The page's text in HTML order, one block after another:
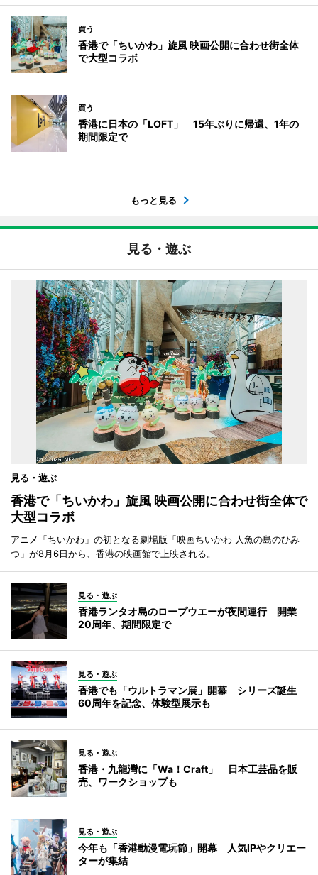
買う
香港で「ちいかわ」旋風 映画公開に合わせ街全体
で大型コラボ
買う
香港に日本の「LOFT」 15年ぶりに帰還、1年の
期間限定で
もっと見る
見る・遊ぶ
見る・遊ぶ
香港で「ちいかわ」旋風 映画公開に合わせ街全体で
大型コラボ
アニメ「ちいかわ」の初となる劇場版「映画ちいかわ 人魚の島のひみ
つ」が8月6日から、香港の映画館で上映される。
見る・遊ぶ
香港ランタオ島のロープウエーが夜間運行 開業
20周年、期間限定で
見る・遊ぶ
香港でも「ウルトラマン展」開幕 シリーズ誕生
60周年を記念、体験型展示も
見る・遊ぶ
香港・九龍灣に「Wa！Craft」 日本工芸品を販
売、ワークショップも
見る・遊ぶ
今年も「香港動漫電玩節」開幕 人気IPやクリエー
ターが集結